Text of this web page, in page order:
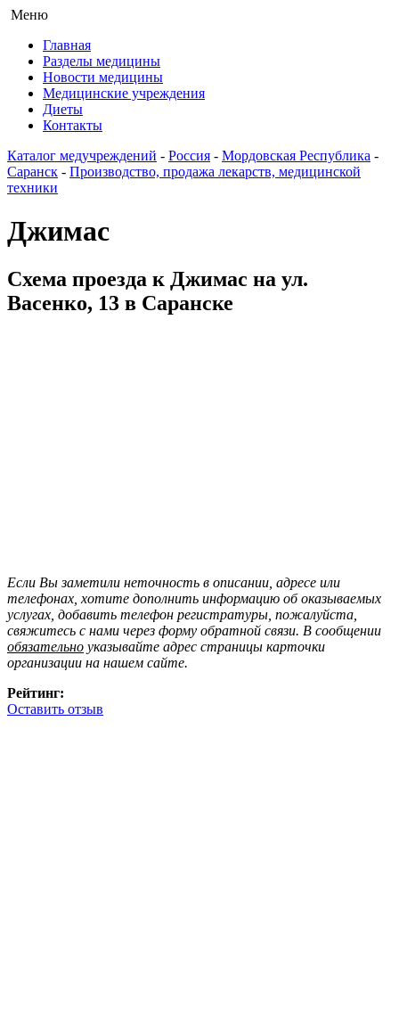
Меню
Главная
Разделы медицины
Новости медицины
Медицинские учреждения
Диеты
Контакты
Каталог медучреждений - Россия - Мордовская Республика -
Саранск - Производство, продажа лекарств, медицинской
техники
Джимас
Схема проезда к Джимас на ул.
Васенко, 13 в Саранске
Если Вы заметили неточность в описании, адресе или
телефонах, хотите дополнить информацию об оказываемых
услугах, добавить телефон регистратуры, пожалуйста,
свяжитесь с нами через форму обратной связи. В сообщении
обязательно указывайте адрес страницы карточки
организации на нашем сайте.
Рейтинг:
Оставить отзыв